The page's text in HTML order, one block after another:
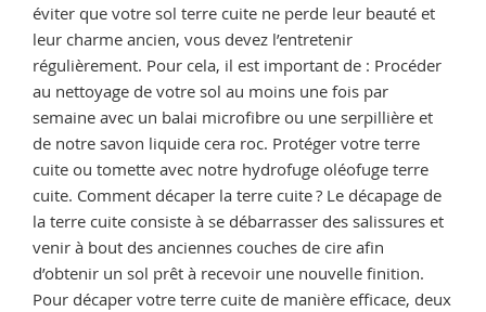
éviter que votre sol terre cuite ne perde leur beauté et
leur charme ancien, vous devez l’entretenir
régulièrement. Pour cela, il est important de : Procéder
au nettoyage de votre sol au moins une fois par
semaine avec un balai microfibre ou une serpillière et
de notre savon liquide cera roc. Protéger votre terre
cuite ou tomette avec notre hydrofuge oléofuge terre
cuite. Comment décaper la terre cuite ? Le décapage de
la terre cuite consiste à se débarrasser des salissures et
venir à bout des anciennes couches de cire afin
d’obtenir un sol prêt à recevoir une nouvelle finition.
Pour décaper votre terre cuite de manière efficace, deux